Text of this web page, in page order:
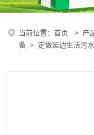
当前位置：首页 > 产
备 > 定做延边生活污